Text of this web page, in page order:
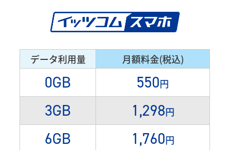
データ利用量 月額料金(税込)
0GB 550円
3GB 1,298円
6GB 1,760円